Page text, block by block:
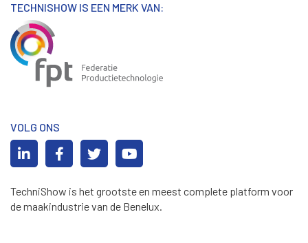
TECHNISHOW IS EEN MERK VAN:
VOLG ONS
TechniShow is het grootste en meest complete platform voor
de maakindustrie van de Benelux.